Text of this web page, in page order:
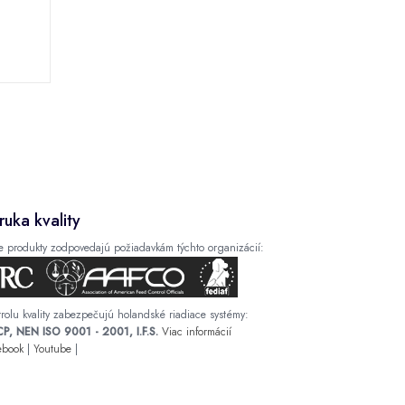
kvality
produkty zodpovedajú požiadavkám týchto organizácií:
kvality zabezpečujú holandské riadiace systémy:
NEN ISO 9001 - 2001, I.F.S. Viac informácií
| Youtube |